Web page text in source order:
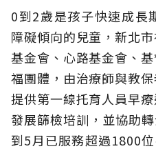
0到2歲是孩子快速成長
障礙傾向的兒童，新北
基金會、心路基金會、
福團體，由治療師與教
提供第一線托育人員早
發展篩檢培訓，並協助
到5月已服務超過1800